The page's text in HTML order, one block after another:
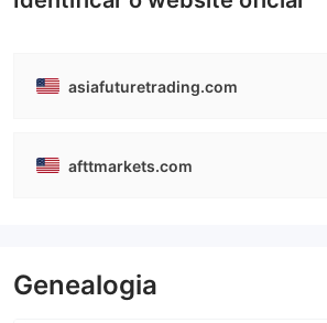
asiafuturetrading.com
afttmarkets.com
Genealogia